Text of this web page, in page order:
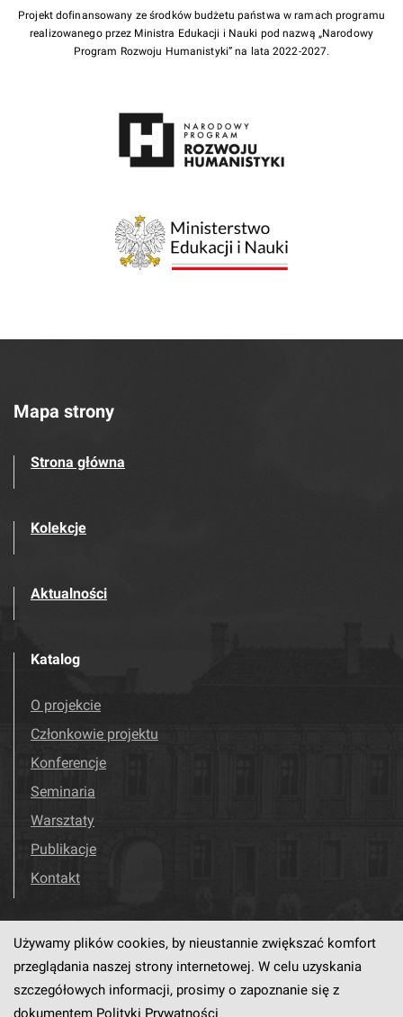
Projekt dofinansowany ze środków budżetu państwa w ramach programu
realizowanego przez Ministra Edukacji i Nauki pod nazwą „Narodowy
Program Rozwoju Humanistyki” na lata 2022-2027.
Mapa strony
Strona główna
Kolekcje
Aktualności
Katalog
O projekcie
Członkowie projektu
Konferencje
Seminaria
Warsztaty
Publikacje
Kontakt
Odwiedź nas! Facebook
Używamy plików cookies, by nieustannie zwiększać komfort
przeglądania naszej strony internetowej. W celu uzyskania
szczegółowych informacji, prosimy o zapoznanie się z
dokumentem Polityki Prywatności